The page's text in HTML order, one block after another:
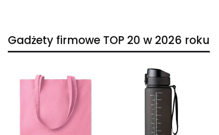
Gadżety firmowe TOP 20 w 2026 roku